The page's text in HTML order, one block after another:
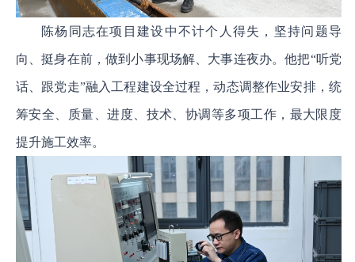
陈杨同志在项目建设中不计个人得失，坚持问题导
向、挺身在前，做到小事现场解、大事连夜办。他把“听党
话、跟党走”融入工程建设全过程，动态调整作业安排，统
筹安全、质量、进度、技术、协调等多项工作，最大限度
提升施工效率。